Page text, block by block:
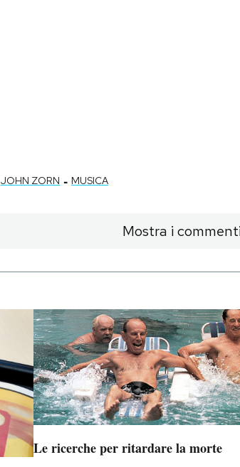
JOHN ZORN - MUSICA
Mostra i
Le ricerche per ritardare la morte